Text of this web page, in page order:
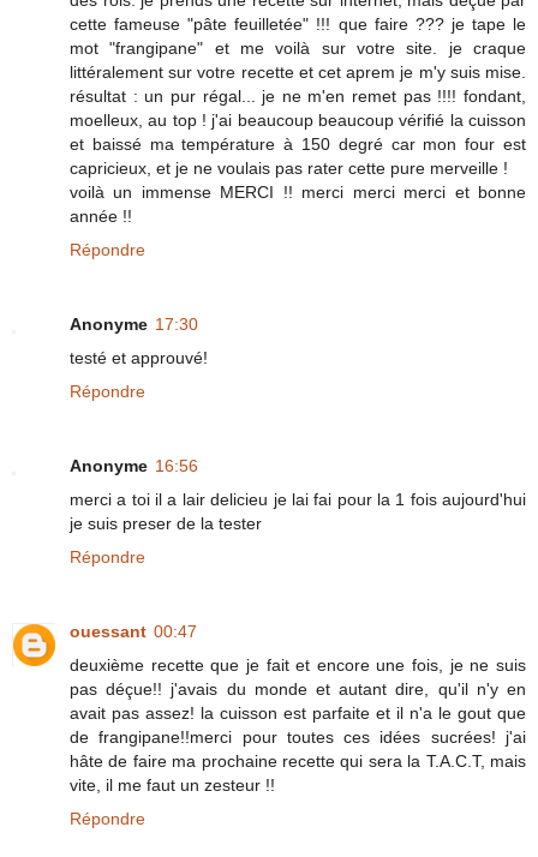
cette fameuse "pâte feuilletée" !!! que faire ??? je tape le
mot "frangipane" et me voilà sur votre site. je craque
littéralement sur votre recette et cet aprem je m'y suis mise.
résultat : un pur régal... je ne m'en remet pas !!!! fondant,
moelleux, au top ! j'ai beaucoup beaucoup vérifié la cuisson
et baissé ma température à 150 degré car mon four est
capricieux, et je ne voulais pas rater cette pure merveille !
voilà un immense MERCI !! merci merci merci et bonne
année !!
Répondre
Anonyme 17:30
testé et approuvé!
Répondre
Anonyme 16:56
merci a toi il a lair delicieu je lai fai pour la 1 fois aujourd'hui
je suis preser de la tester
Répondre
ouessant 00:47
deuxième recette que je fait et encore une fois, je ne suis
pas déçue!! j'avais du monde et autant dire, qu'il n'y en
avait pas assez! la cuisson est parfaite et il n'a le gout que
de frangipane!!merci pour toutes ces idées sucrées! j'ai
hâte de faire ma prochaine recette qui sera la T.A.C.T, mais
vite, il me faut un zesteur !!
Répondre